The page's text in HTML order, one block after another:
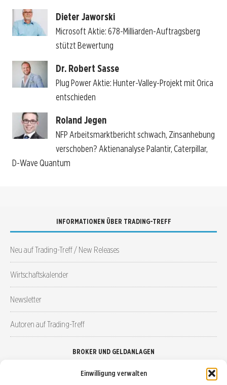
Einwilligung verwalten
Dieter Jaworski
Microsoft Aktie: 678-Milliarden-Auftragsberg
stützt Bewertung
Dr. Robert Sasse
Plug Power Aktie: Hunter-Valley-Projekt mit Orica
entschieden
Roland Jegen
NFP Arbeitsmarktbericht schwach, Zinsanhebung
verschoben? Aktienanalyse Palantir, Caterpillar,
D-Wave Quantum
INFORMATIONEN ÜBER TRADING-TREFF
Neu auf Trading-Treff / New Releases
Wirtschaftskalender
Newsletter
Autoren auf Trading-Treff
BROKER UND GELDANLAGEN